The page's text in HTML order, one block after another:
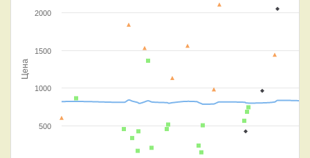
Цена
500
1000
1500
2000